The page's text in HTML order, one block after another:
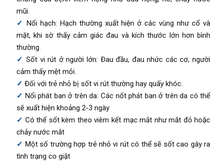
mũi.
Nổi hạch: Hạch thường xuất hiện ở các vùng như cổ và
mặt, khi sờ thấy cảm giác đau và kích thước lớn hơn bình
thường.
Sốt vi rút ở người lớn: Đau đầu, đau nhức các cơ, người
cảm thấy mệt mỏi.
Đối với trẻ nhỏ bị sốt vi rút thường hay quấy khóc.
Nổi phát ban ở trên da: Các nốt phát ban ở trên da có thể
sẽ xuất hiện khoảng 2-3 ngày
Có thể sốt kèm theo viêm kết mạc mắt như mắt đỏ hoặc
chảy nước mắt
Một số trường hợp trẻ nhỏ vi rút có thể sẽ sốt cao gây ra
tình trạng co giật